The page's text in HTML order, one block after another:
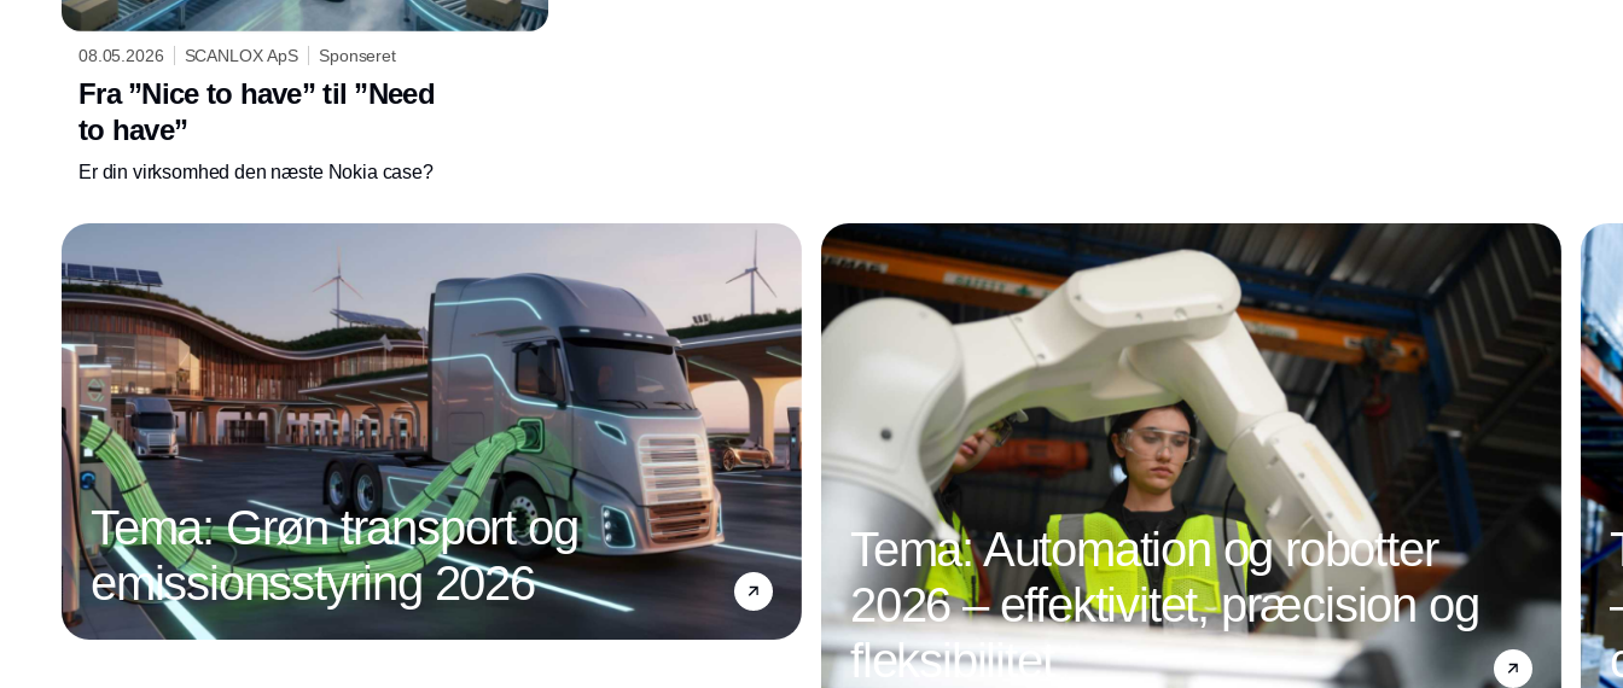
08.05.2026 SCANLOX ApS Sponseret
Fra ”Nice to have” til ”Need
to have”
Er din virksomhed den næste Nokia case?
Tema: Grøn transport og
emissionsstyring 2026
Tema: Automation og robotter
2026 – effektivitet, præcision og
fleksibilitet